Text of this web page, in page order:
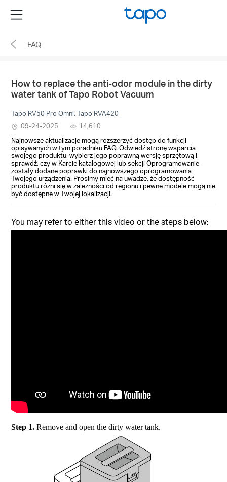
the
navigation
Menu
FAQ
How to replace the anti-odor module in the dirty
water tank of Tapo Robot Vacuum
Tapo RV50 Pro Omni, Tapo RVA420
09-24-2025
14,610
Najnowsze aktualizacje mogą rozszerzyć dostęp do funkcji
opisywanych w tym poradniku FAQ. Odwiedź stronę wsparcia
swojego produktu, wybierz jego poprawną wersję sprzętową i
sprawdź, czy w Karcie katalogowej lub sekcji Oprogramowanie
zostały dodane poprawki do najnowszego oprogramowania
Twojego urządzenia. Prosimy mieć na uwadze, że dostępność
produktu różni się w zależności od regionu i pewne modele mogą nie
być dostępne w Twojej lokalizacji.
You may refer to either this video or the steps below:
Step 1.Remove and open the dirty water tank.